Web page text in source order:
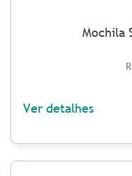
Mochila
Ver detalhes